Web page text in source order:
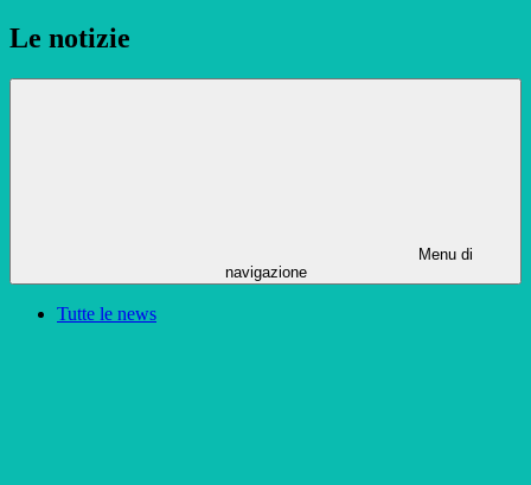
Le notizie
Menu di
navigazione
Tutte le news